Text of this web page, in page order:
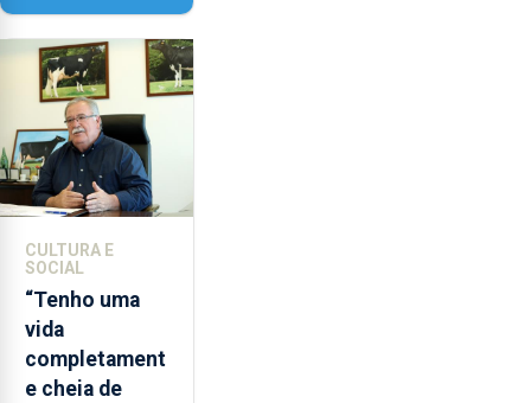
licenciatura
em
Biotecnologia
o
mestrado
em
Comunicação
de
Ciência.
Paisagem’
CULTURA E
SOCIAL
“Tenho uma
vida
completament
e cheia de